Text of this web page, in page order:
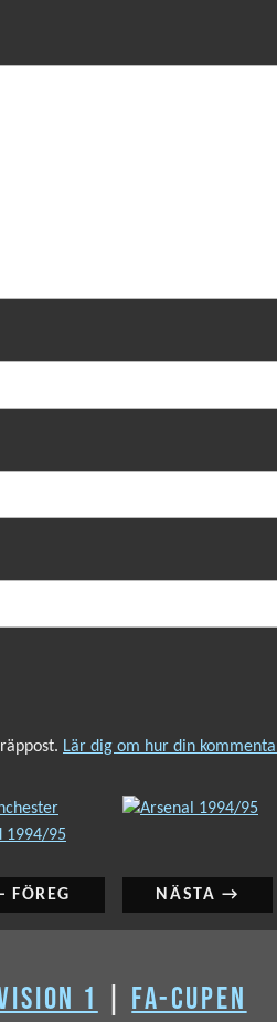
Lär dig om hur din
FÖREG NÄSTA →
Nästa
1 FA-CUPEN